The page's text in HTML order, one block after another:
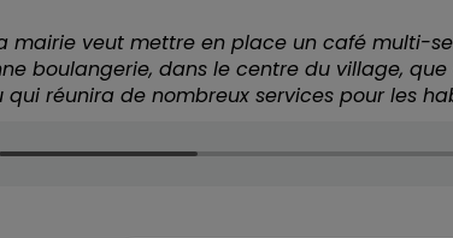
mairie veut mettre en place un café multi-
boulangerie, dans le centre du village,
qui réunira de nombreux services pour les